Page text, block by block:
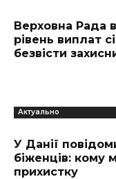
Верховна Рада
рівень виплат
безвісти
Актуально
У Данії
біженців: кому
прихистку